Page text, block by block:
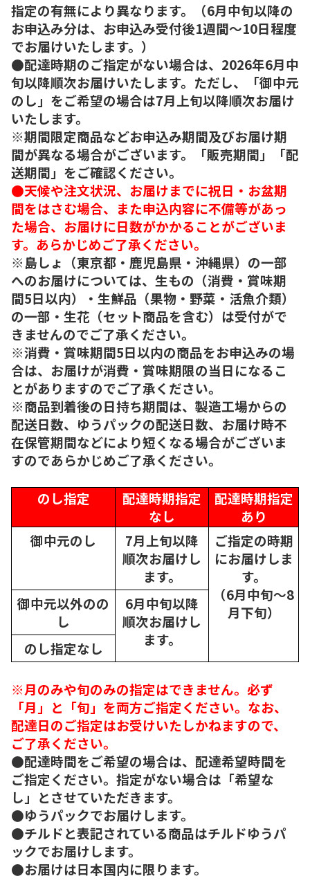
指定の有無により異なります。（6月中旬以降の
お申込み分は、お申込み受付後1週間～10日程度
でお届けいたします。）
●配達時期のご指定がない場合は、2026年6月中
旬以降順次お届けいたします。ただし、「御中元
のし」をご希望の場合は7月上旬以降順次お届け
いたします。
※期間限定商品などお申込み期間及びお届け期
間が異なる場合がございます。「販売期間」「配
送期間」をご確認ください。
●天候や注文状況、お届けまでに祝日・お盆期
間をはさむ場合、また申込内容に不備等があっ
た場合、お届けに日数がかかることがございま
す。あらかじめご了承ください。
※島しょ（東京都・鹿児島県・沖縄県）の一部
へのお届けについては、生もの（消費・賞味期
間5日以内）・生鮮品（果物・野菜・活魚介類）
の一部・生花（セット商品を含む）は受付がで
きませんのでご了承ください。
※消費・賞味期間5日以内の商品をお申込みの場
合は、お届けが消費・賞味期限の当日になるこ
とがありますのでご了承ください。
※商品到着後の日持ち期間は、製造工場からの
配送日数、ゆうパックの配送日数、お届け時不
在保管期間などにより短くなる場合がございま
すのであらかじめご了承ください。
のし指定
配達時期指定
なし
配達時期指定
あり
御中元のし
7月上旬以降
順次お届けし
ます。
ご指定の時期
にお届けしま
す。
（6月中旬～8
月下旬）
御中元以外のの
し
6月中旬以降
順次お届けし
ます。
のし指定なし
※月のみや旬のみの指定はできません。必ず
「月」と「旬」を両方ご指定ください。なお、
配達日のご指定はお受けいたしかねますので、
ご了承ください。
●配達時間をご希望の場合は、配達希望時間を
ご指定ください。指定がない場合は「希望な
し」とさせていただきます。
●ゆうパックでお届けします。
●チルドと表記されている商品はチルドゆうパ
ックでお届けします。
●お届けは日本国内に限ります。